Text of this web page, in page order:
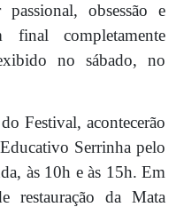
obsessão e
completamente
no sábado, no
Festival, acontecerão
Serrinha pelo
às 10h e às 15h. Em
restauração da Mata